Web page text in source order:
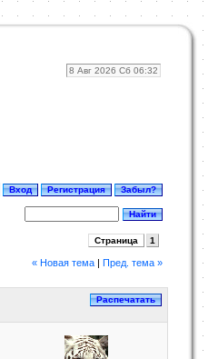
8 Авг 2026 Сб 06:32
Страница 1
« Новая тема |Пред. тема »